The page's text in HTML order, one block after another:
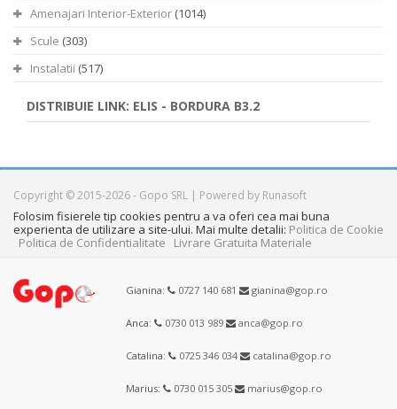
Amenajari Interior-Exterior (1014)
Scule (303)
Instalatii (517)
DISTRIBUIE LINK: ELIS - BORDURA B3.2
Copyright © 2015-2026 - Gopo SRL | Powered by Runasoft
Folosim fisierele tip cookies pentru a va oferi cea mai buna
experienta de utilizare a site-ului. Mai multe detalii: Politica de Cookie
Politica de Confidentialitate
Livrare Gratuita Materiale
Gianina: 0727 140 681 gianina@gop.ro
Anca: 0730 013 989 anca@gop.ro
Catalina: 0725 346 034 catalina@gop.ro
Marius: 0730 015 305 marius@gop.ro